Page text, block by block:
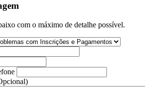
com o máximo de detalhe possível.